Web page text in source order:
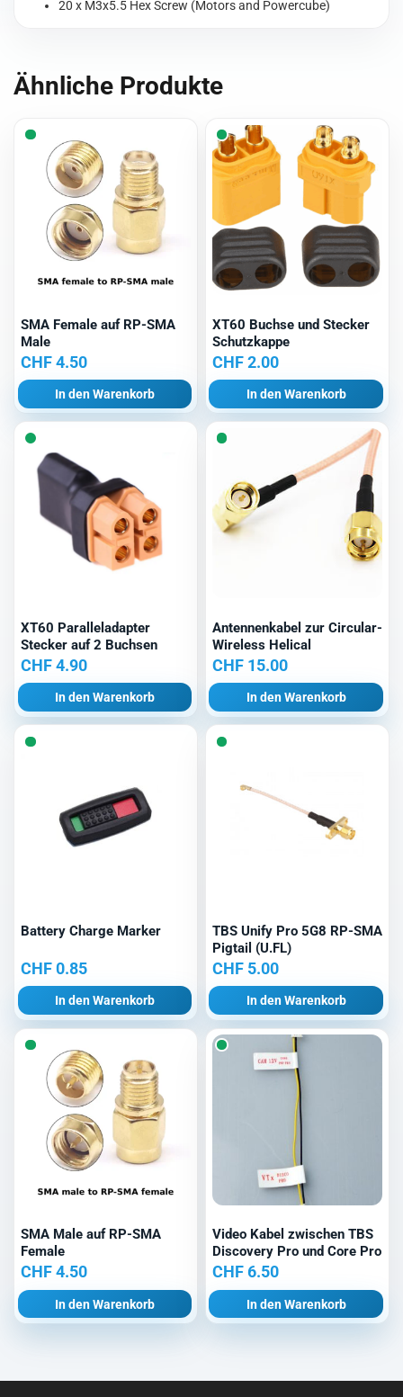
20 x M3x5.5 Hex Screw (Motors and Powercube)
Ähnliche Produkte
SMA Female auf RP-SMA
Male
CHF4.50
In den Warenkorb
XT60 Buchse und Stecker
Schutzkappe
CHF2.00
In den Warenkorb
XT60 Paralleladapter
Stecker auf 2 Buchsen
CHF4.90
In den Warenkorb
Antennenkabel zur Circular-
Wireless Helical
CHF15.00
In den Warenkorb
Battery Charge Marker
CHF0.85
In den Warenkorb
TBS Unify Pro 5G8 RP-SMA
Pigtail (U.FL)
CHF5.00
In den Warenkorb
SMA Male auf RP-SMA
Female
CHF4.50
In den Warenkorb
Video Kabel zwischen TBS
Discovery Pro und Core Pro
CHF6.50
In den Warenkorb